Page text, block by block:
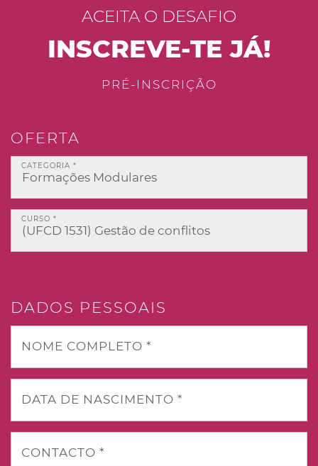
ACEITA O DESAFIO
INSCREVE-TE JÁ!
PRÉ-INSCRIÇÃO
OFERTA
CATEGORIA *
CURSO *
DADOS PESSOAIS
NOME COMPLETO *
DATA DE NASCIMENTO *
CONTACTO *